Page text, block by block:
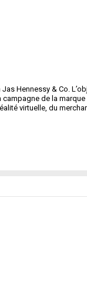
Hennessy & Co.
campagne de la
virtuelle, du